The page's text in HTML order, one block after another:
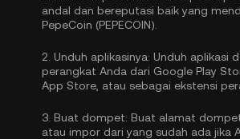
andal dan bereputasi baik yang
PepeCoin (PEPECOIN).
2. Unduh aplikasinya: Unduh aplikasi
perangkat Anda dari Google Play
App Store, atau sebagai ekstensi
3. Buat dompet: Buat alamat
atau impor dari yang sudah ada jika